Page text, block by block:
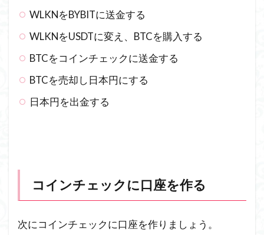
WLKNをBYBITに送金する
WLKNをUSDTに変え、BTCを購入する
BTCをコインチェックに送金する
BTCを売却し日本円にする
日本円を出金する
コインチェックに口座を作る
次にコインチェックに口座を作りましょう。